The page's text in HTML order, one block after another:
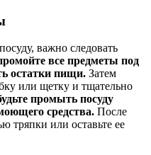
важно следовать
все предметы под
остатки пищи. Затем
или щетку и тщательно
промыть посуду
средства. После
тряпки или оставьте ее